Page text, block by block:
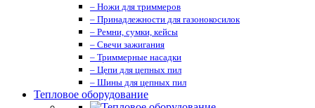
– Ножи для триммеров
– Принадлежности для газонокосилок
– Ремни, сумки, кейсы
– Свечи зажигания
– Триммерные насадки
– Цепи для цепных пил
– Шины для цепных пил
Тепловое оборудование